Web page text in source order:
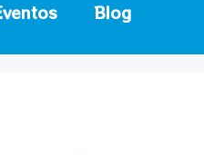
Blog